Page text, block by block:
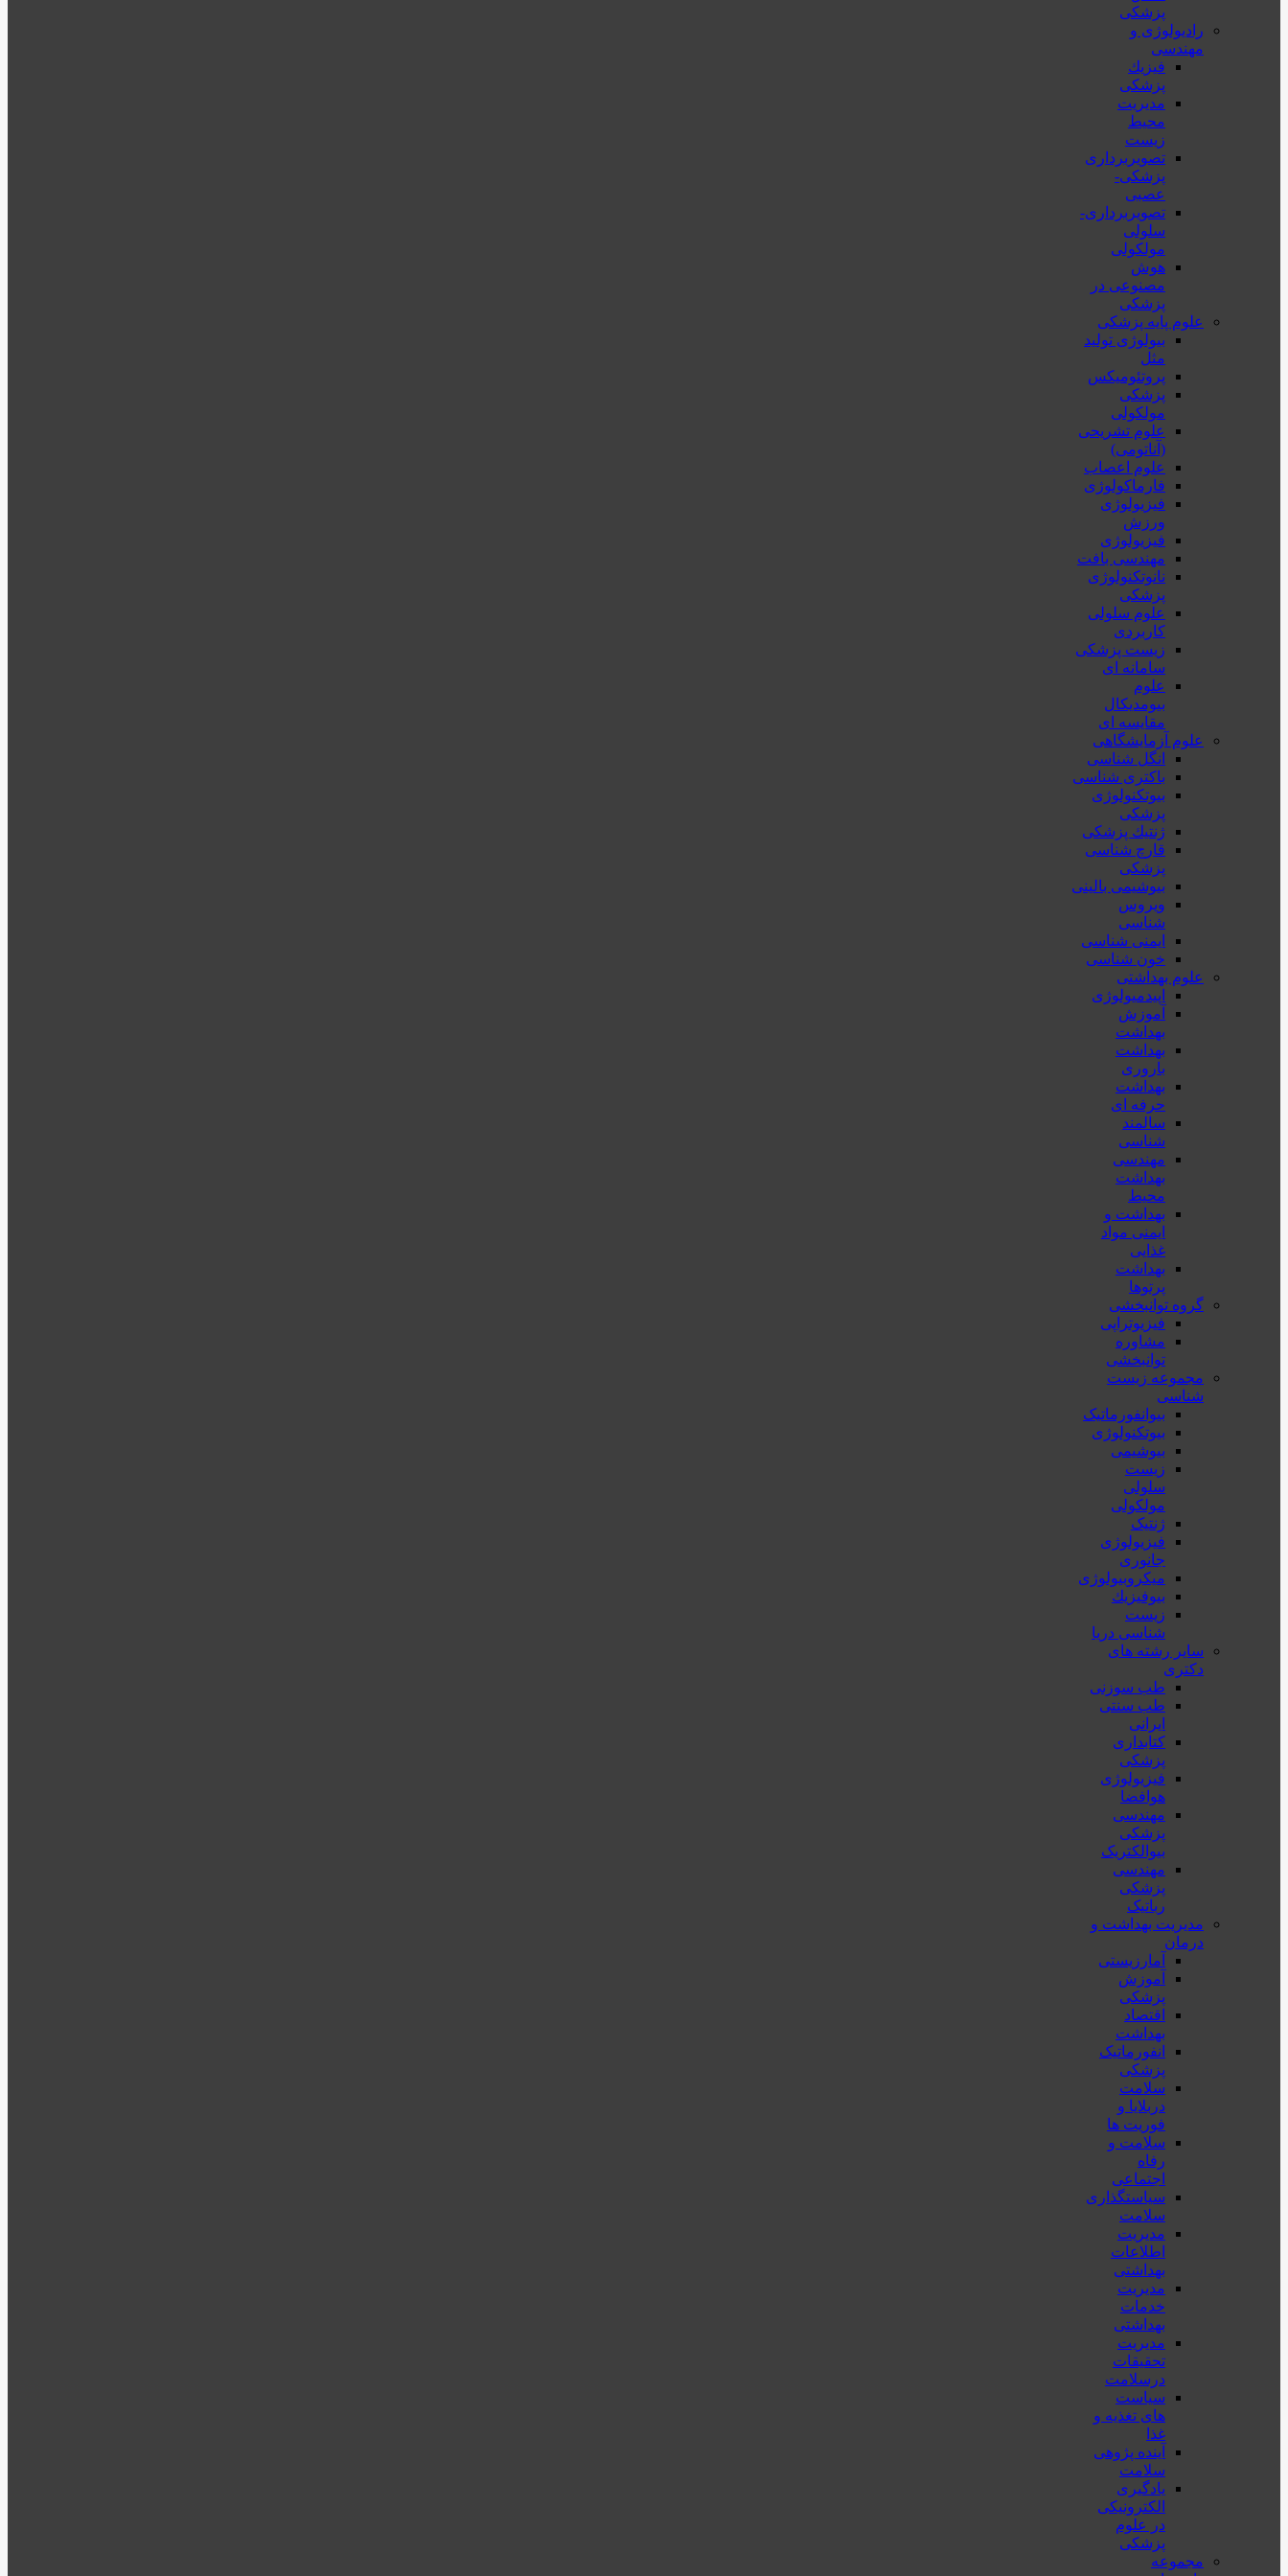
پزشکی
رادیولوژی و
مهندسی
فيزيك
پزشکی
مدیریت
محیط
زیست
تصویربرداری
پزشکی-
عصبی
تصویربرداری-
سلولی
مولکولی
هوش
مصنوعی در
پزشکی
علوم پایه پزشکی
بیولوژی تولید
مثل
پروتئومیکس
پزشکی
مولکولی
علوم تشریحی
(آناتومی)
علوم اعصاب
فارماکولوژی
فیزیولوژی
ورزش
فیزیولوژی
مهندسی بافت
نانوتکنولوژی
پزشکی
علوم سلولی
کاربردی
زیست پزشکی
سامانه ای
علوم
بیومدیکال
مقایسه ای
علوم آزمایشگاهی
انگل شناسی
باکتری شناسی
بیوتکنولوژی
پزشکی
ژنتيك پزشکی
قارچ شناسی
پزشكی
بیوشیمی بالینی
ویروس
شناسی
ایمنی شناسی
خون شناسی
علوم بهداشتی
اپیدمیولوژی
آموزش
بهداشت
بهداشت
باروری
بهداشت
حرفه ای
سالمند
شناسی
مهندسی
بهداشت
محيط
بهداشت و
ایمنی مواد
غذایی
بهداشت
پرتوها
گروه توانبخشی
فیزیوتراپی
مشاوره
توانبخشی
مجموعه زیست
شناسی
بیوانفورماتیک
بیوتکنولوژی
بیوشیمی
زیست
سلولی
مولکولی
ژنتیک
فیزیولوژی
جانوری
میکروبیولوژی
بيوفيزيك
زیست
شناسی دریا
سایر رشته های
دکتری
طب سوزنی
طب سنتی
ایرانی
کتابداری
پزشکی
فیزیولوژی
هوافضا
مهندسی
پزشکی
بیوالکتریک
مهندسی
پزشکی
رباتیک
مدیریت بهداشت و
درمان
آمارزیستی
آموزش
پزشکی
اقتصاد
بهداشت
انفورماتیک
پزشکی
سلامت
دربلايا و
فوريت ها
سلامت و
رفاه
اجتماعی
سیاستگذاری
سلامت
مدیریت
اطلاعات
بهداشتی
مدیریت
خدمات
بهداشتی
مدیریت
تحقیقات
درسلامت
سیاست
های تغذیه و
غذا
آینده پژوهی
سلامت
یادگیری
الکترونیکی
در علوم
پزشکی
مجموعه